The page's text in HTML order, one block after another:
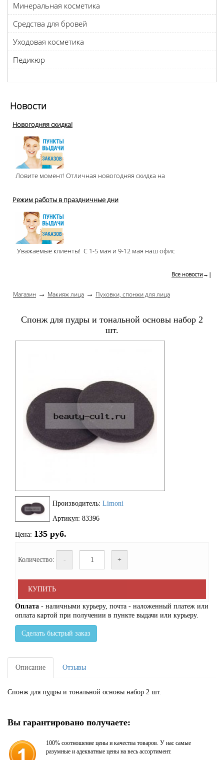
Минеральная косметика
Средства для бровей
Уходовая косметика
Педикюр
Новости
Новогодняя скидка!
Ловите момент! Отличная новогодняя скидка на
Режим работы в праздничные дни
Уважаемые клиенты! С 1-5 мая и 9-12 мая наш офис
Все новости →|
Магазин → Макияж лица → Пуховки, спонжи для лица
Спонж для пудры и тональной основы набор 2
шт.
Производитель: Limoni
Артикул: 83396
Цена: 135 руб.
Количество: - +
КУПИТЬ
Оплата - наличными курьеру, почта - наложенный платеж или
оплата картой при получении в пункте выдачи или курьеру.
Сделать быстрый заказ
Описание Отзывы
Спонж для пудры и тональной основы набор 2 шт.
Вы гарантировано получаете:
100% соотношение цены и качества товаров. У нас самые
разумные и адекватные цены на весь ассортимент.